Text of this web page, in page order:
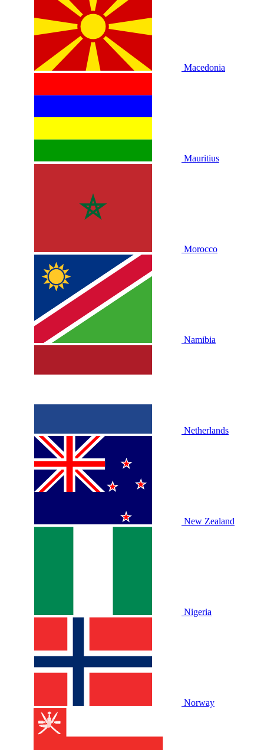
Macedonia
Mauritius
Morocco
Namibia
Netherlands
New Zealand
Nigeria
Norway